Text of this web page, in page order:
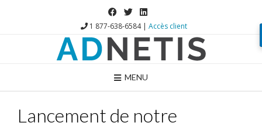
1 877-638-6584 | Accès client
MENU
Lancement de notre